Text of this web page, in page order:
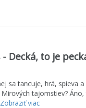
Decká, to je
sa tancuje, hrá, spieva
tajomstiev?
Zobraziť viac